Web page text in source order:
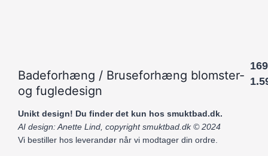
Badeforhæng / Bruseforhæng blomster-
og fugledesign
Unikt design! Du finder det kun hos smuktbad.dk.
AI design: Anette Lind, copyright smuktbad.dk © 2024
Vi bestiller hos leverandør når vi modtager din ordre.